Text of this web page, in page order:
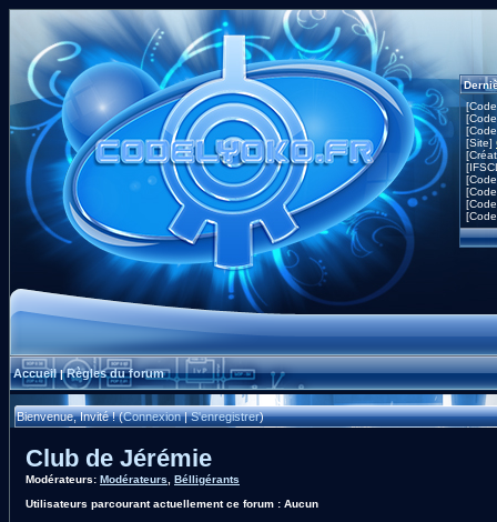
[Site]
Accueil|Règles du forum
Bienvenue, Invité ! (Connexion|S'enregistrer)
Club de Jérémie
Modérateurs: Modérateurs
Bélligérants
Utilisateurs parcourant actuellement ce forum : Aucun